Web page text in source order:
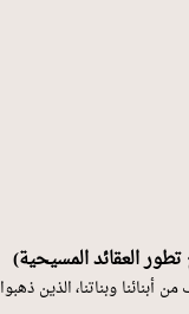
العقائد المسيحية)
وبناتنا، الذين ذهبوا